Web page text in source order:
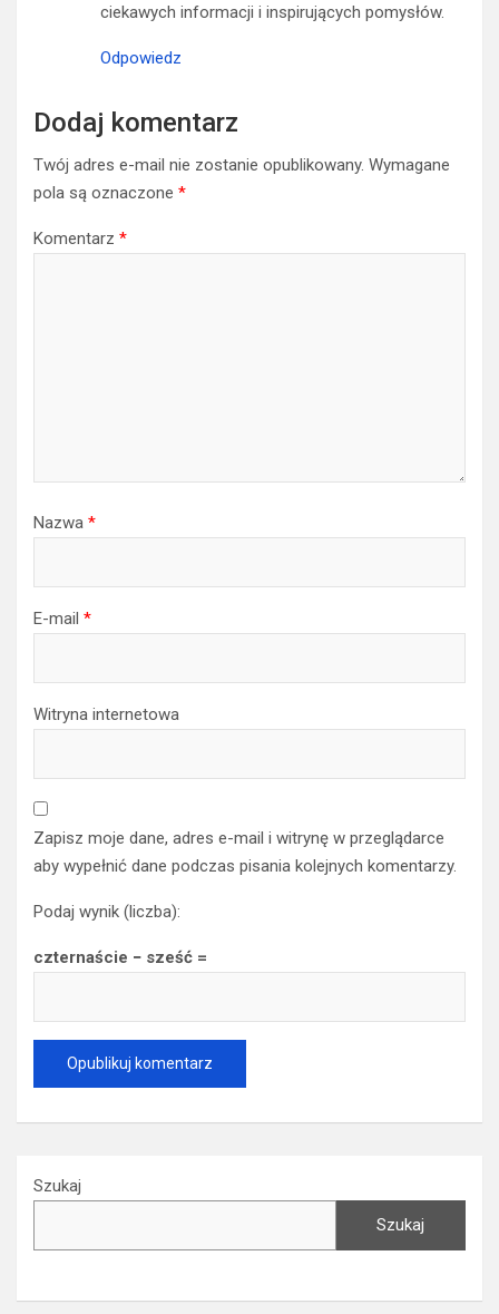
ciekawych informacji i inspirujących pomysłów.
Odpowiedz
Dodaj komentarz
Twój adres e-mail nie zostanie opublikowany. Wymagane
pola są oznaczone *
Komentarz *
Nazwa *
E-mail *
Witryna internetowa
Zapisz moje dane, adres e-mail i witrynę w przeglądarce
aby wypełnić dane podczas pisania kolejnych komentarzy.
Podaj wynik (liczba):
czternaście − sześć =
Szukaj
Szukaj